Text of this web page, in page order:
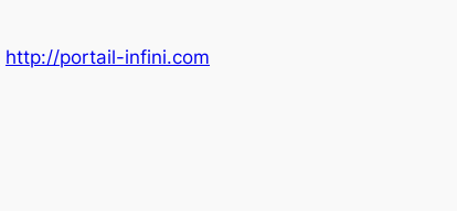
http://portail-infini.com